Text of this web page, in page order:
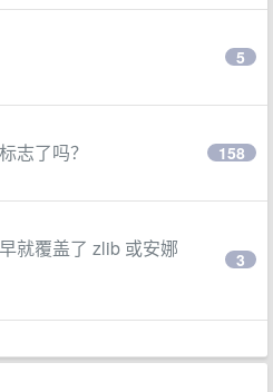
5
志了吗？ 158
就覆盖了 zlib 或安娜
3